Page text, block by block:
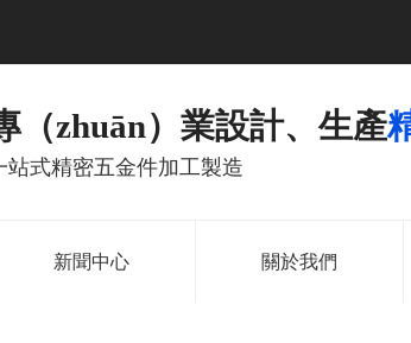
（zhuān）業設計、生產
站式精密五金件加工製造
新聞中心 關於我們